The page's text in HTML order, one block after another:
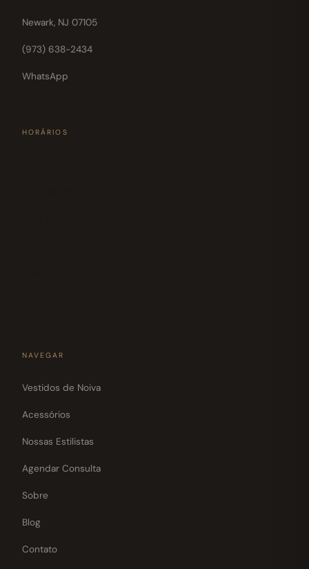
Newark, NJ 07105
(973) 638-2434
WhatsApp
HORÁRIOS
NAVEGAR
Vestidos de Noiva
Acessórios
Nossas Estilistas
Agendar Consulta
Sobre
Blog
Contato